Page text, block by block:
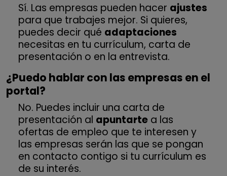
Sí. Las empresas pueden hacer ajustes
para que trabajes mejor. Si quieres,
puedes decir qué adaptaciones
necesitas en tu currículum, carta de
presentación o en la entrevista.
¿Puedo hablar con las empresas en el
portal?
No. Puedes incluir una carta de
presentación al apuntarte a las
ofertas de empleo que te interesen y
las empresas serán las que se pongan
en contacto contigo si tu currículum es
de su interés.